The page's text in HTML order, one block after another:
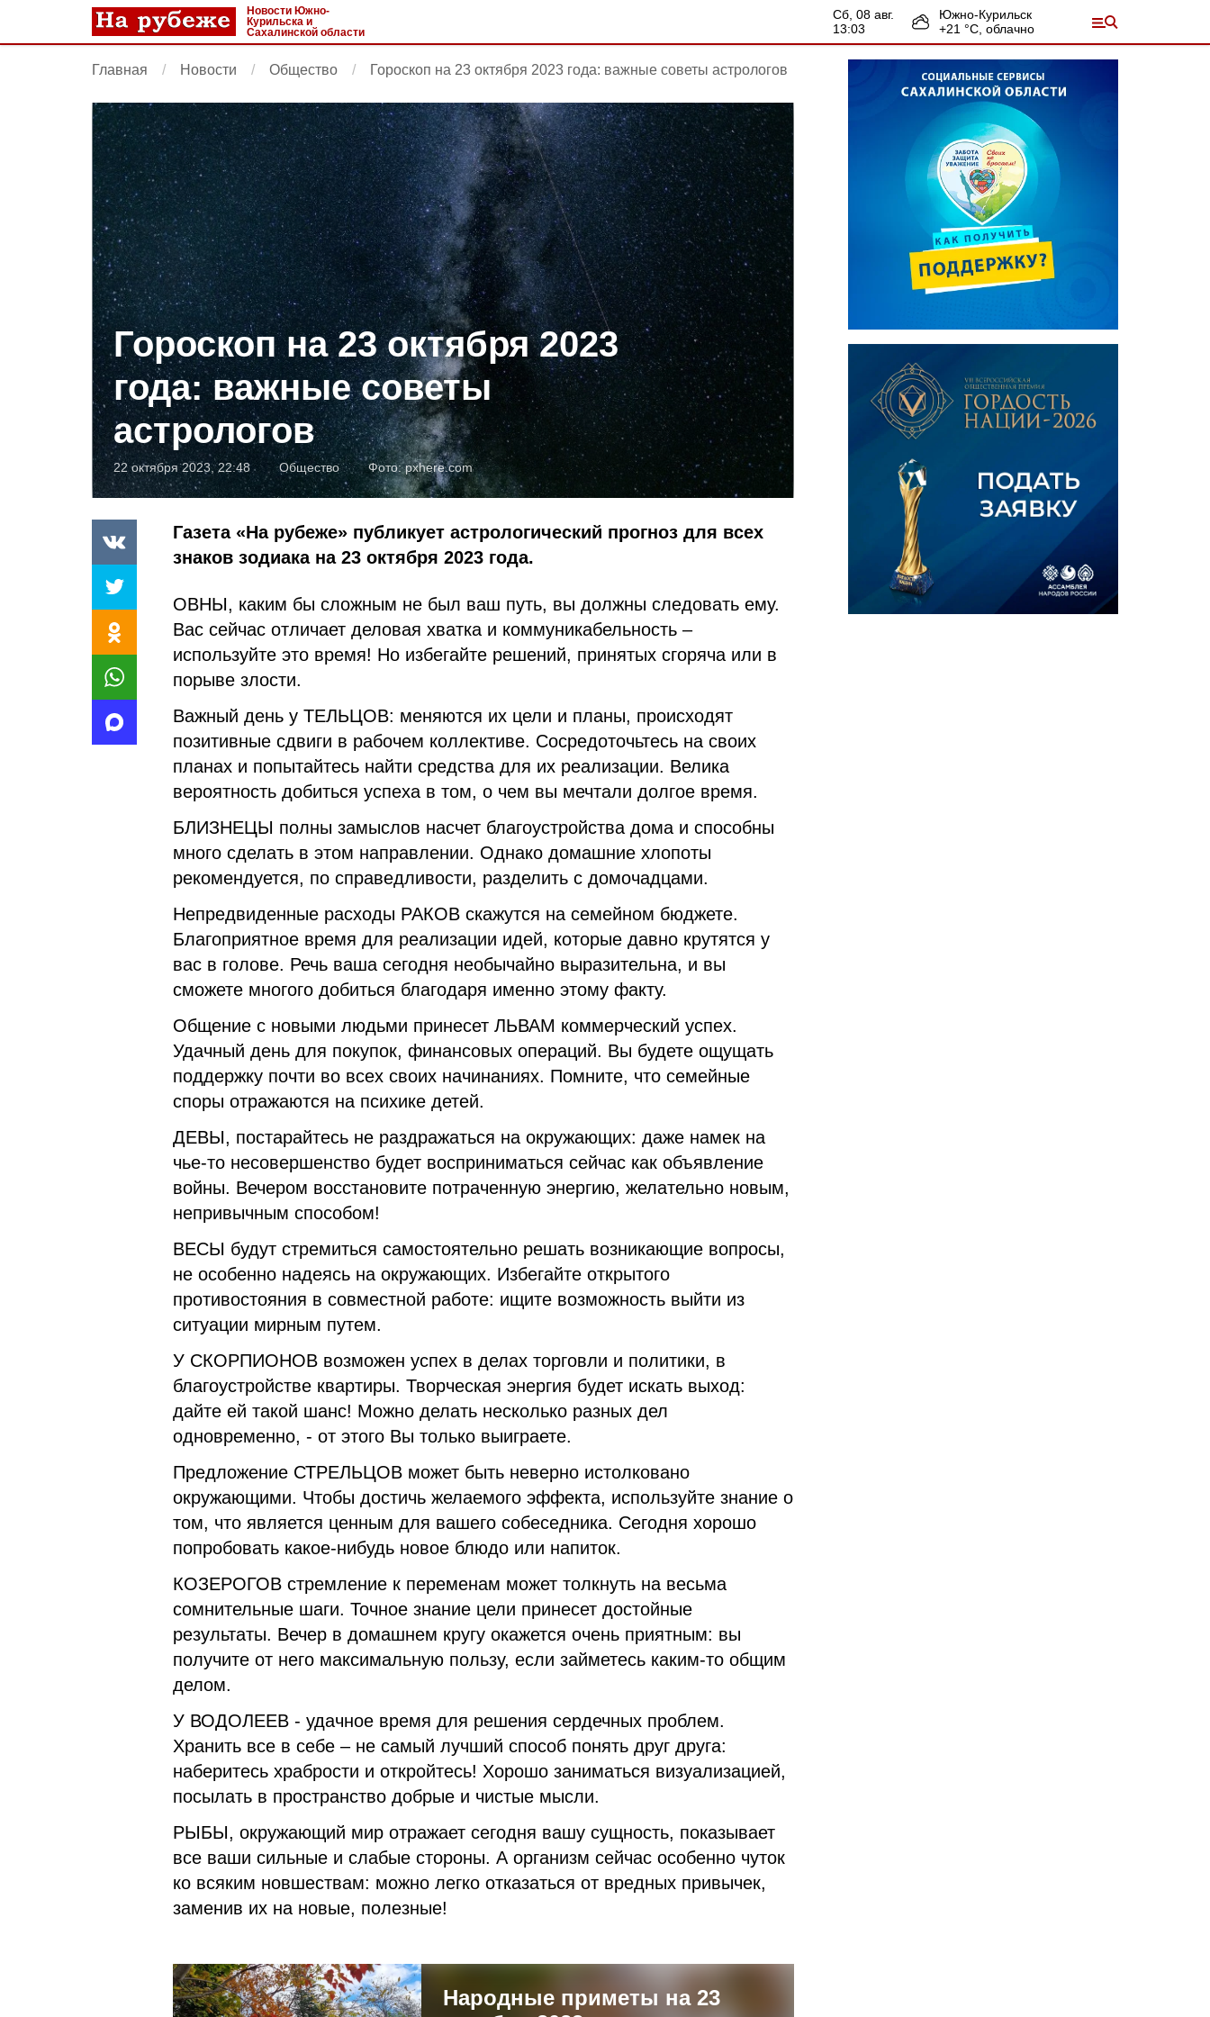
Новости Южно-
Курильска и
Сахалинской области
сб, 08 авг.
13:03
Южно-Курильск
+21 °С, облачно
Главная Новости Общество Гороскоп на 23 октября 2023 года: важные советы астрологов
Гороскоп на 23 октября 2023
года: важные советы
астрологов
22 октября 2023, 22:48 Общество Фото:pxhere.com
Газета «На рубеже» публикует астрологический прогноз для всех
знаков зодиака на 23 октября 2023 года.
ОВНЫ, каким бы сложным не был ваш путь, вы должны следовать ему.
Вас сейчас отличает деловая хватка и коммуникабельность –
используйте это время! Но избегайте решений, принятых сгоряча или в
порыве злости.
Важный день у ТЕЛЬЦОВ: меняются их цели и планы, происходят
позитивные сдвиги в рабочем коллективе. Сосредоточьтесь на своих
планах и попытайтесь найти средства для их реализации. Велика
вероятность добиться успеха в том, о чем вы мечтали долгое время.
БЛИЗНЕЦЫ полны замыслов насчет благоустройства дома и способны
много сделать в этом направлении. Однако домашние хлопоты
рекомендуется, по справедливости, разделить с домочадцами.
Непредвиденные расходы РАКОВ скажутся на семейном бюджете.
Благоприятное время для реализации идей, которые давно крутятся у
вас в голове. Речь ваша сегодня необычайно выразительна, и вы
сможете многого добиться благодаря именно этому факту.
Общение с новыми людьми принесет ЛЬВАМ коммерческий успех.
Удачный день для покупок, финансовых операций. Вы будете ощущать
поддержку почти во всех своих начинаниях. Помните, что семейные
споры отражаются на психике детей.
ДЕВЫ, постарайтесь не раздражаться на окружающих: даже намек на
чье-то несовершенство будет восприниматься сейчас как объявление
войны. Вечером восстановите потраченную энергию, желательно новым,
непривычным способом!
ВЕСЫ будут стремиться самостоятельно решать возникающие вопросы,
не особенно надеясь на окружающих. Избегайте открытого
противостояния в совместной работе: ищите возможность выйти из
ситуации мирным путем.
У СКОРПИОНОВ возможен успех в делах торговли и политики, в
благоустройстве квартиры. Творческая энергия будет искать выход:
дайте ей такой шанс! Можно делать несколько разных дел
одновременно, - от этого Вы только выиграете.
Предложение СТРЕЛЬЦОВ может быть неверно истолковано
окружающими. Чтобы достичь желаемого эффекта, используйте знание о
том, что является ценным для вашего собеседника. Сегодня хорошо
попробовать какое-нибудь новое блюдо или напиток.
КОЗЕРОГОВ стремление к переменам может толкнуть на весьма
сомнительные шаги. Точное знание цели принесет достойные
результаты. Вечер в домашнем кругу окажется очень приятным: вы
получите от него максимальную пользу, если займетесь каким-то общим
делом.
У ВОДОЛЕЕВ - удачное время для решения сердечных проблем.
Хранить все в себе – не самый лучший способ понять друг друга:
наберитесь храбрости и откройтесь! Хорошо заниматься визуализацией,
посылать в пространство добрые и чистые мысли.
РЫБЫ, окружающий мир отражает сегодня вашу сущность, показывает
все ваши сильные и слабые стороны. А организм сейчас особенно чуток
ко всяким новшествам: можно легко отказаться от вредных привычек,
заменив их на новые, полезные!
Народные приметы на 23